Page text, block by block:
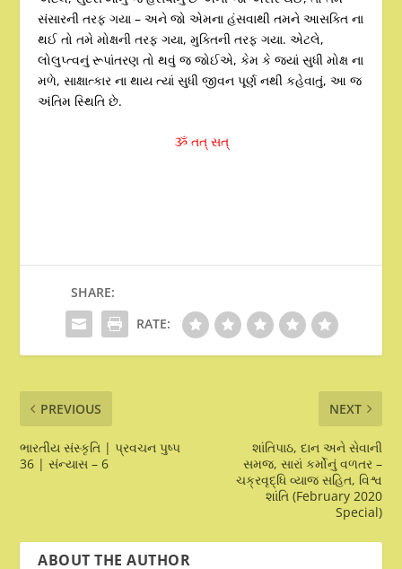
સંસારની તરફ ગયા – અને જો એમના હંસવાથી તમને આસક્તિ ના
થઈ તો તમે મોક્ષની તરફ ગયા, મુક્તિની તરફ ગયા. એટલે,
લોલુપ્ત્વનું રૂપાંતરણ તો થવું જ જોઈએ, કેમ કે જ્યાં સુધી મોક્ષ ના
મળે, સાક્ષાત્કાર ના થાય ત્યાં સુધી જીવન પૂર્ણ નથી કહેવાતું, આ જ
અંતિમ સ્થિતિ છે.
ૐ તત્ સત્
SHARE:
RATE:
PREVIOUS
ભારતીય સંસ્કૃતિ | પ્રવચન પુષ્પ
36 | સંન્યાસ – 6
NEXT
શાંતિપાઠ, દાન અને સેવાની
સમજ, સારાં કર્મોનું વળતર –
ચક્રવૃદ્ધિ વ્યાજ સહિત, વિશ્વ
શાંતિ (February 2020
Special)
ABOUT THE AUTHOR